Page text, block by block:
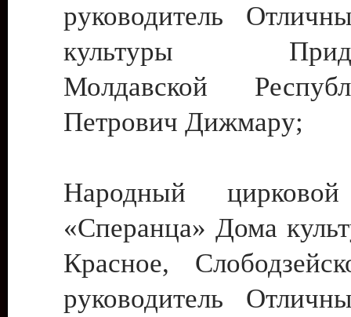
руководитель
культуры
Молдавской
Петрович Дижмару;
Народный цирковой
«Сперанца» Дома
Красное,
руководитель